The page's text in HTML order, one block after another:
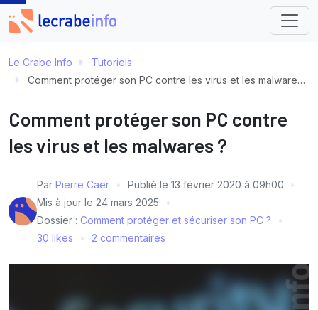
Le Crabe Info
Tutoriels
Comment protéger son PC contre les virus et les malwares ?
Comment protéger son PC contre
les virus et les malwares ?
Par Pierre Caer Publié le 13 février 2020 à 09h00
Mis à jour le 24 mars 2025
Dossier : Comment protéger et sécuriser son PC ?
30 likes
2 commentaires